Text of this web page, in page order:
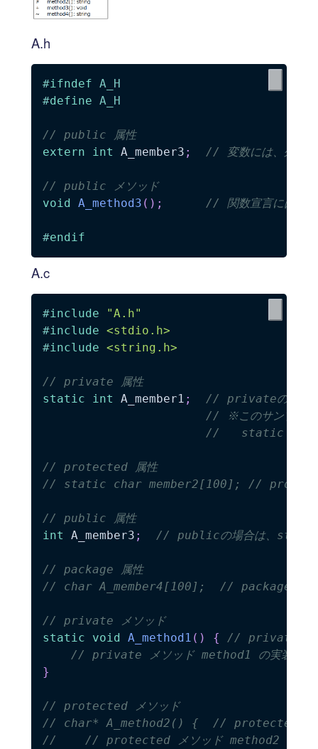
A.h
#ifndef A_H
#define A_H
// public 属性
extern
int A_member3 ; // 変数には、外部リ
// public メソッド
void A_method3 ( ) ; // 関数宣言には、
#endif
A.c
#include
"A.h"
#include <stdio.h>
#include <string.h>
// private 属性
static
int A_member1 ;
// privateの場合
// ※このサンプルは
//   static がついた
// protected 属性
// static char member2[100]; // protected
// public 属性
int
A_member3 ; // publicの場合は、static
// package 属性
// char A_member4[100];  // packageには、
// private メソッド
static
void A_method1 ( ) {
// privateの場
// private メソッド method1 の実装
}
// protected メソッド
// char* A_method2() {  // protectedには、
//    // protected メソッド method2 の実